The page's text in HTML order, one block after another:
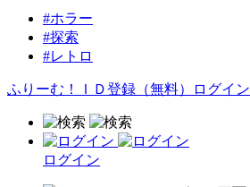
#ホラー
#探索
#レトロ
ふりーむ！ＩＤ登録（無料） ログイン
ログイン